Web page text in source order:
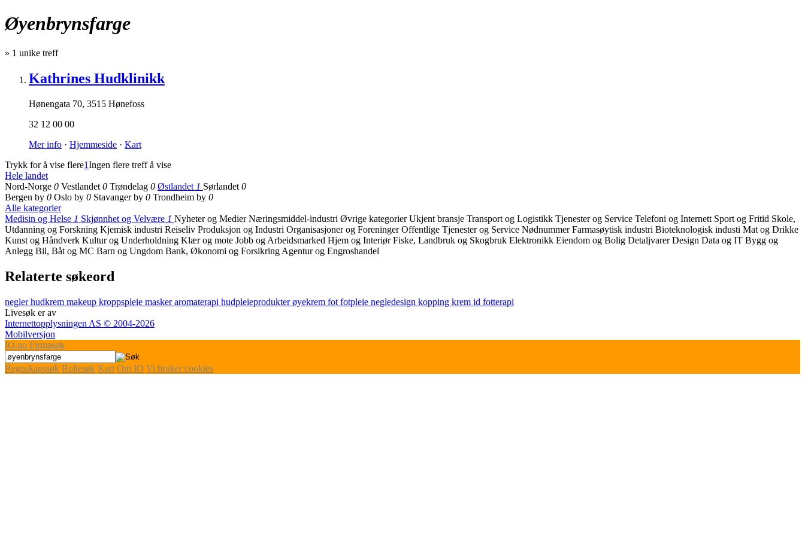
Øyenbrynsfarge
» 1 unike treff
Kathrines Hudklinikk
Hønengata 70, 3515 Hønefoss
32 12 00 00
Mer info · Hjemmeside · Kart
Trykk for å vise flere1Ingen flere treff å vise
Hele landet
Nord-Norge 0 Vestlandet 0 Trøndelag 0 Østlandet 1 Sørlandet 0
Bergen by 0 Oslo by 0 Stavanger by 0 Trondheim by 0
Alle kategorier
Medisin og Helse 1 Skjønnhet og Velvære 1 Nyheter og MedierNæringsmiddel-industri Øvrige kategorierUkjent bransje Transport og Logistikk Tjenester og Service Telefoni og Internett Sport og Fritid Skole,
Utdanning og Forskning Kjemisk industri Reiseliv Produksjon og Industri Organisasjoner og ForeningerOffentlige Tjenester og Service NødnummerFarmasøytisk industri Bioteknologisk industi Mat og Drikke
Kunst og Håndverk Kultur og Underholdning Klær og mote Jobb og Arbeidsmarked Hjem og InteriørFiske, Landbruk og Skogbruk Elektronikk Eiendom og Bolig DetaljvarerDesign Data og IT Bygg og
Anlegg Bil, Båt og MC Barn og Ungdom Bank, Økonomi og Forsikring Agentur og Engroshandel
Relaterte søkeord
neglerhudkrem makeup kroppspleie maskeraromaterapi hudpleieprodukterøyekrem fot fotpleie negledesign kopping krem id fotterapi
Livesøk er av
Internettopplysningen AS © 2004-2026
Mobilversjon
IO.no Firmasøk
Regnskapssøk Rollesøk Kart Om IO Vi bruker cookies